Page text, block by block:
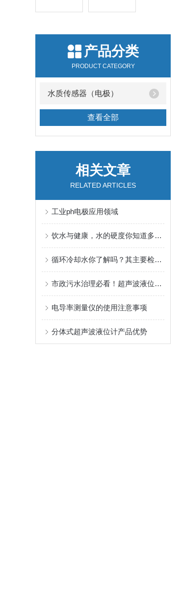
产品分类
PRODUCT CATEGORY
水质传感器（电极）
查看全部
相关文章
RELATED ARTICLES
工业ph电极应用领域
饮水与健康，水的硬度你知道多少？
循环冷却水你了解吗？其主要检测项目有哪些你知道吗？
市政污水治理必看！超声波液位计（一体式vs分体式）选型指南+核心作用
电导率测量仪的使用注意事项
分体式超声波液位计产品优势